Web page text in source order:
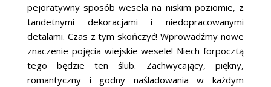
ŚLUBNE STYLE
MAGAZYNY
ARCHIWUM
pejoratywny sposób wesela na niskim poziomie, z
tandetnymi dekoracjami i niedopracowanymi
detalami. Czas z tym skończyć! Wprowadźmy nowe
znaczenie pojęcia wiejskie wesele! Niech forpocztą
tego będzie ten ślub. Zachwycający, piękny,
romantyczny i godny naśladowania w każdym